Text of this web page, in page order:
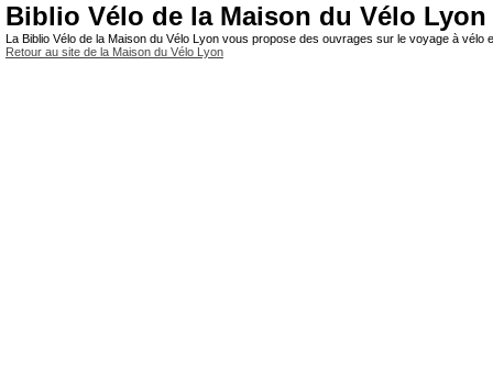
Biblio Vélo de la Maison du Vélo Lyon
La Biblio Vélo de la Maison du Vélo Lyon vous propose des ouvrages sur le voyage à
Retour au site de la Maison du Vélo Lyon